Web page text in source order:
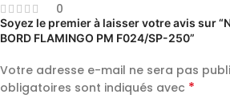
0
Soyez le premier à laisser votre avis sur
BORD FLAMINGO PM F024/SP-250”
Votre adresse e-mail ne sera pas
obligatoires sont indiqués avec *